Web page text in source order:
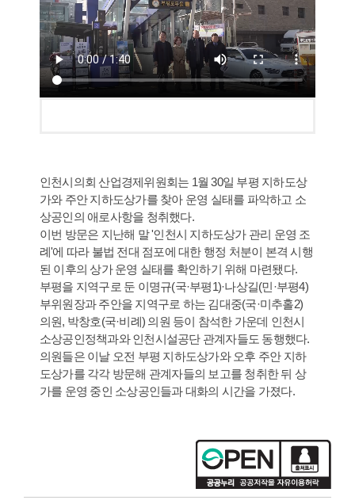
인천시의회 산업경제위원회는 1월 30일 부평 지하도상
가와 주안 지하도상가를 찾아 운영 실태를 파악하고 소
상공인의 애로사항을 청취했다.
이번 방문은 지난해 말 '인천시 지하도상가 관리 운영 조
례'에 따라 불법 전대 점포에 대한 행정 처분이 본격 시행
된 이후의 상가 운영 실태를 확인하기 위해 마련됐다.
부평을 지역구로 둔 이명규(국·부평1)·나상길(민·부평4)
부위원장과 주안을 지역구로 하는 김대중(국·미추홀2)
의원, 박창호(국·비례) 의원 등이 참석한 가운데 인천시
소상공인정책과와 인천시설공단 관계자들도 동행했다.
의원들은 이날 오전 부평 지하도상가와 오후 주안 지하
도상가를 각각 방문해 관계자들의 보고를 청취한 뒤 상
가를 운영 중인 소상공인들과 대화의 시간을 가졌다.